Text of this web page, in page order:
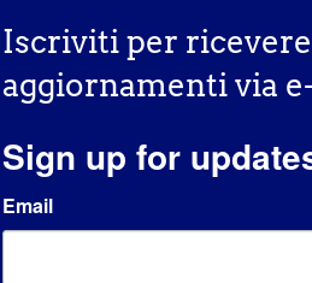
scusa, che tutto è possibile se
nel diventare la persona
non sarei la persona che
Ho sviluppato la capacità di
professionale e il settore
Iscriviti per
aggiornamenti via
Sign up for
Email